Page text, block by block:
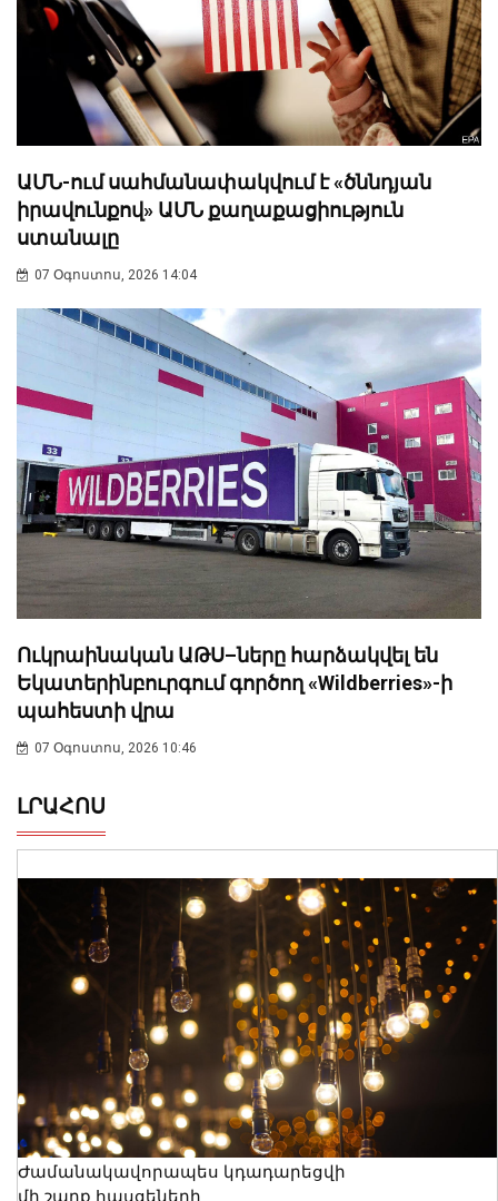
ԱՄՆ-ում սահմանափակվում է «ծննդյան
իրավունքով» ԱՄՆ քաղաքացիություն
ստանալը
07 Օգոստոս, 2026 14:04
Ուկրաինական ԱԹՍ–ները հարձակվել են
Եկատերինբուրգում գործող «Wildberries»-ի
պահեստի վրա
07 Օգոստոս, 2026 10:46
ԼՐԱՀՈՍ
Ժամանակավորապես կդադարեցվի
մի շարք հասցեների